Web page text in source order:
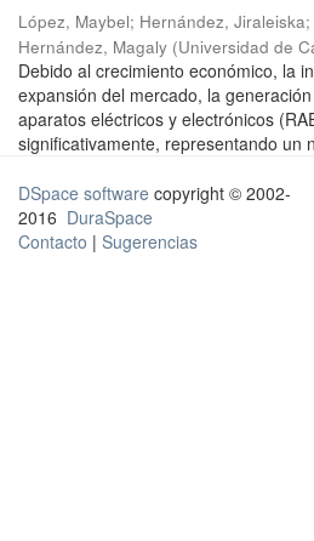
López, Maybel; Hernández, Jiraleiska;
Hernández, Magaly (Universidad de
Debido al crecimiento económico, la
expansión del mercado, la
aparatos eléctricos y electrónicos
significativamente, representando un
DSpace software copyright © 2002-
2016 DuraSpace
Contacto | Sugerencias